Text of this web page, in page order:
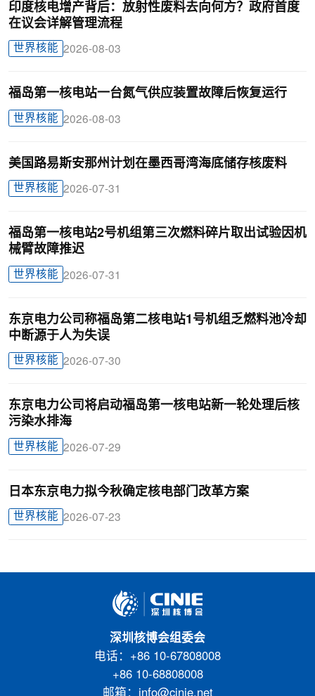
印度核电增产背后：放射性废料去向何方？政府首度
在议会详解管理流程
世界核能 2026-08-03
福岛第一核电站一台氮气供应装置故障后恢复运行
世界核能 2026-08-03
美国路易斯安那州计划在墨西哥湾海底储存核废料
世界核能 2026-07-31
福岛第一核电站2号机组第三次燃料碎片取出试验因机
械臂故障推迟
世界核能 2026-07-31
东京电力公司称福岛第二核电站1号机组乏燃料池冷却
中断源于人为失误
世界核能 2026-07-30
东京电力公司将启动福岛第一核电站新一轮处理后核
污染水排海
世界核能 2026-07-29
日本东京电力拟今秋确定核电部门改革方案
世界核能 2026-07-23
深圳核博会组委会
电话：+86 10-67808008
+86 10-68808008
邮箱：info@cinie.net